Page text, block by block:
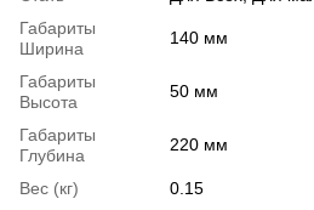
Габариты
Ширина
140 мм
Габариты
Высота
50 мм
Габариты
Глубина
220 мм
Вес (кг) 0.15